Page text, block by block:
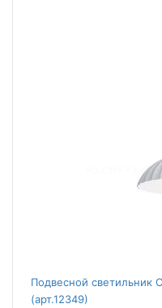
Подвесной светильник
(арт.12349)